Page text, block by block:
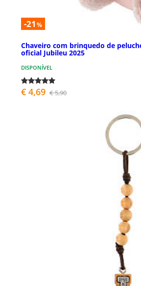
-21 %
Chaveiro com brinquedo de
oficial Jubileu 2025
DISPONÍVEL
€ 4,69 € 5,90